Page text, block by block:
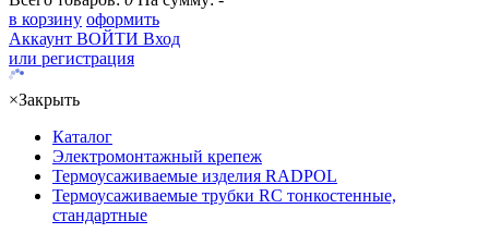
в корзину оформить
Аккаунт ВОЙТИ Вход
или регистрация
×Закрыть
Каталог
Электромонтажный крепеж
Термоусаживаемые изделия RADPOL
Термоусаживаемые трубки RC тонкостенные,
стандартные